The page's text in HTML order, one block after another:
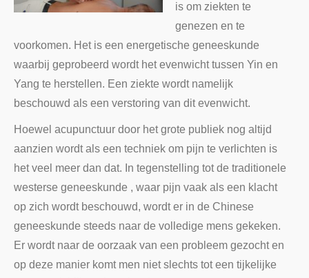
is om ziekten te
genezen en te
voorkomen. Het is een energetische geneeskunde
waarbij geprobeerd wordt het evenwicht tussen Yin en
Yang te herstellen. Een ziekte wordt namelijk
beschouwd als een verstoring van dit evenwicht.
Hoewel acupunctuur door het grote publiek nog altijd
aanzien wordt als een techniek om pijn te verlichten is
het veel meer dan dat. In tegenstelling tot de traditionele
westerse geneeskunde , waar pijn vaak als een klacht
op zich wordt beschouwd, wordt er in de Chinese
geneeskunde steeds naar de volledige mens gekeken.
Er wordt naar de oorzaak van een probleem gezocht en
op deze manier komt men niet slechts tot een tijkelijke